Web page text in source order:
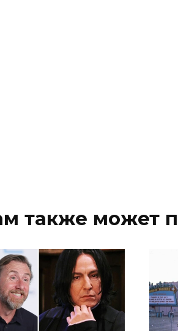
также может